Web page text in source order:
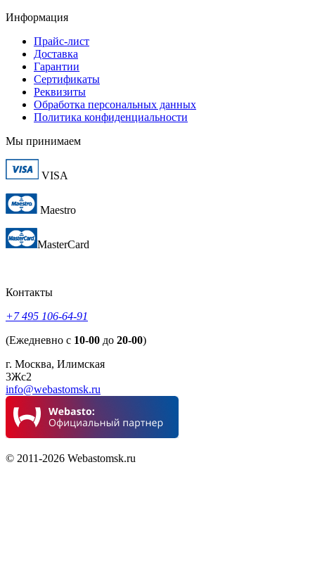
Информация
Прайс-лист
Доставка
Гарантии
Сертификаты
Реквизиты
Обработка персональных данных
Политика конфиденциальности
Мы принимаем
VISA
Maestro
MasterCard
Контакты
+7 495 106-64-91
(Ежедневно с 10-00 до 20-00)
г. Москва, Илимская
3Жс2
info@webastomsk.ru
© 2011-2026 Webastomsk.ru